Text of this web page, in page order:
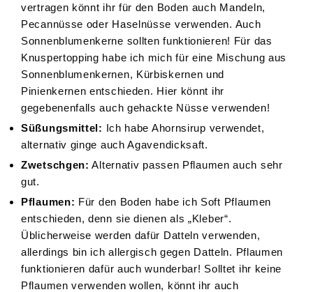
vertragen könnt ihr für den Boden auch Mandeln,
Pecannüsse oder Haselnüsse verwenden. Auch
Sonnenblumenkerne sollten funktionieren! Für das
Knuspertopping habe ich mich für eine Mischung aus
Sonnenblumenkernen, Kürbiskernen und
Pinienkernen entschieden. Hier könnt ihr
gegebenenfalls auch gehackte Nüsse verwenden!
Süßungsmittel: Ich habe Ahornsirup verwendet,
alternativ ginge auch Agavendicksaft.
Zwetschgen: Alternativ passen Pflaumen auch sehr
gut.
Pflaumen: Für den Boden habe ich Soft Pflaumen
entschieden, denn sie dienen als „Kleber“.
Üblicherweise werden dafür Datteln verwenden,
allerdings bin ich allergisch gegen Datteln. Pflaumen
funktionieren dafür auch wunderbar! Solltet ihr keine
Pflaumen verwenden wollen, könnt ihr auch